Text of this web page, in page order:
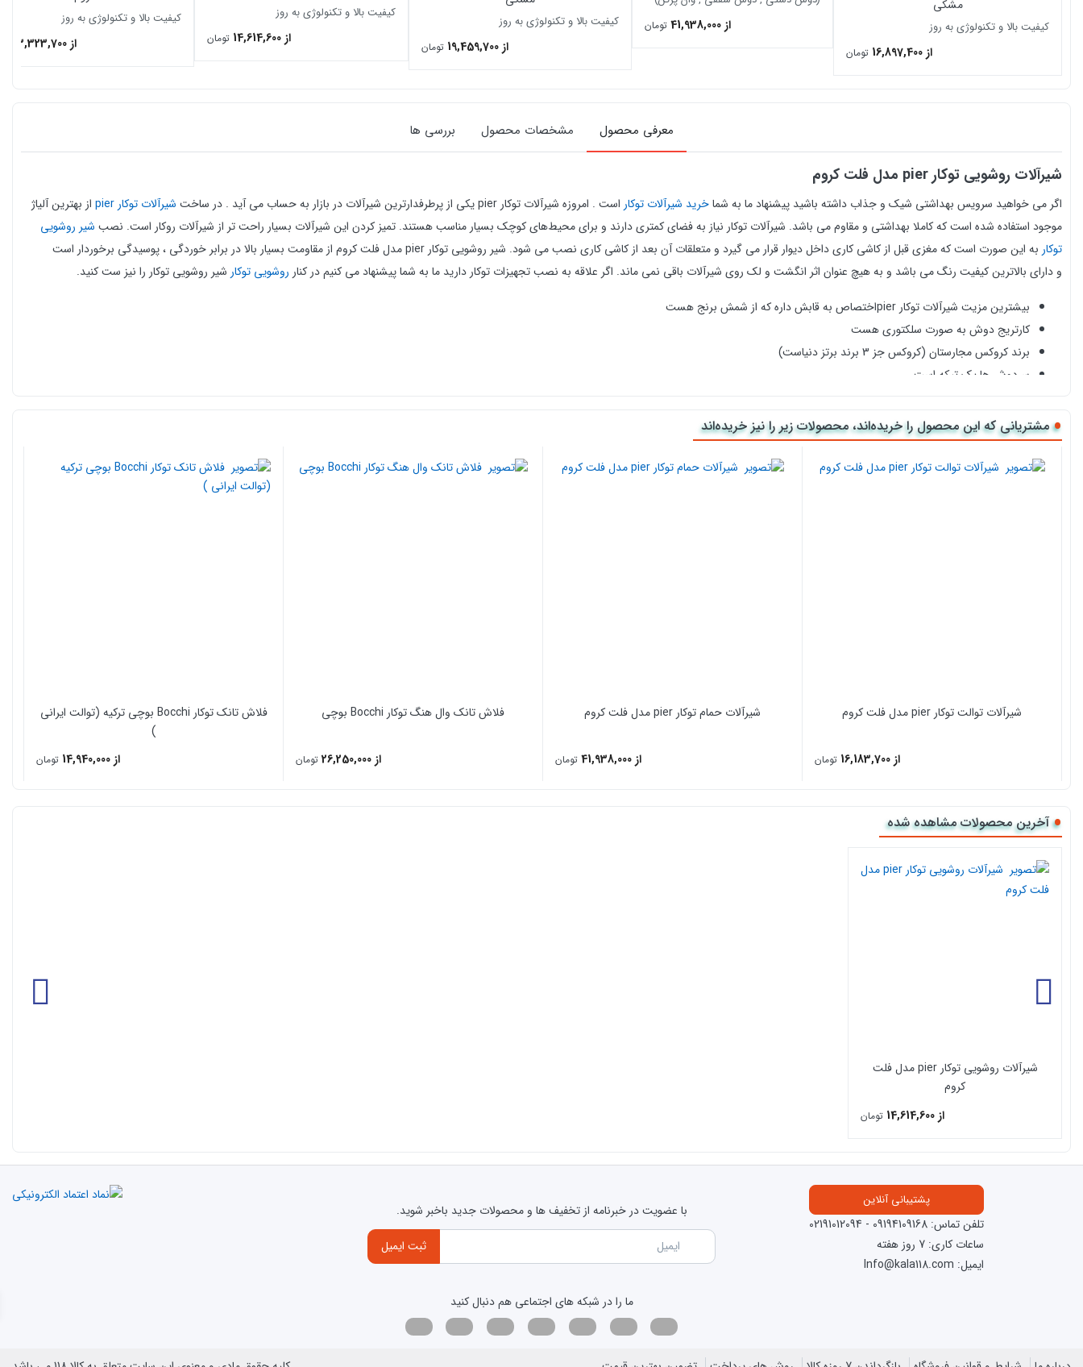
مشکی
کیفیت بالا و تکنولوژی به روز
از 16,897,400 تومان
از 41,938,000 تومان کیفیت بالا و تکنولوژی به روز
از 19,459,700 تومان
کیفیت بالا و تکنولوژی به روز
از 14,614,600 تومان
کیفیت بالا و تکنولوژی به روز
از 13,323,700
معرفی محصول مشخصات محصول بررسی ها
شیرآلات روشویی توکار pier مدل فلت کروم
اگر می خواهید سرویس بهداشتی شیک و جذاب داشته باشید پیشنهاد ما به شماخرید شیرآلات توکار است . امروزه شیرآلات توکار یکی از پرطرفدارترین شیرآلات در بازار به حساب می آید . در ساخت شیرآلات توکار pier
از بهترین آلیاژ
موجود استفاده شده است که کاملا بهداشتی و مقاوم می باشد. شیرآلات توکار نیاز به فضای کمتری دارند و برای محیط‌های کوچک بسیار مناسب هستند. تمیز کردن این شیرآلات بسیار راحت تر از شیرآلات روکار است. نصب شیر روشویی
توکار به این صورت است که مغزی قبل از کاشی کاری داخل دیوار قرار می گیرد و متعلقات آن بعد از کاشی کاری نصب می شود. شیر روشویی توکار pier مدل فلت کروم
از مقاومت بسیار بالا در برابر خوردگی ، پوسیدگی برخوردار است
و دارای بالاترین کیفیت رنگ می باشد و به هیچ عنوان اثر انگشت و لک روی شیرآلات باقی نمی ماند. اگر علاقه به نصب تجهیزات توکار دارید ما به شما پیشنهاد می کنیم در کنار روشویی توکار شیر روشویی توکار را نیز ست کنید.
بیشترین مزیت شیرآلات توکار pierاختصاص به قابش داره که از شمش برنج هست
کارتریج دوش به صورت سلکتوری هست
برند کروکس مجارستان (کروکس جز 3 برند برتز دنیاست)
سردوش ها یک تیکه است
ضخامت آبکاری 24 میکرون است
روش خرید اینترنتی شیرآلات روشویی توکار pier مدل فلت کروم از کالا 118
برای خرید شیرآلات روشویی توکار pier مدل فلت کروم می توانید روی گزینه افزودن به سبد خرید کلیک کنید و سپس روی ثبت سفارش بزنید و با ثبت نام و وارد کردن شماره موبایل مراحل ثبت آدرس را طی کنید و در ادامه با انتخاب گزینه
مشتریانی که این محصول را خریده‌اند، محصولات زیر را نیز خریده‌اند
شیرآلات توالت توکار pier مدل فلت کروم
از 16,183,700 تومان
شیرآلات حمام توکار pier مدل فلت کروم
از 41,938,000 تومان
فلاش تانک وال هنگ توکار Bocchi بوچی
از 26,250,000 تومان
فلاش تانک توکار Bocchi بوچی ترکیه (توالت ایرانی
)
از 14,940,000
تومان
آخرین محصولات مشاهده شده
شیرآلات روشویی توکار pier مدل فلت
کروم
از 14,614,600
تومان
با عضویت در خبرنامه از تخفیف ها و محصولات جدید باخبر شوید.
ثبت ایمیل
پشتیبانی آنلاین
تلفن تماس: 09194109168
-
02191012094
ساعات کاری: 7 روز هفته
ایمیل: Info@kala118.com
ما را در شبکه های اجتماعی هم دنبال کنید